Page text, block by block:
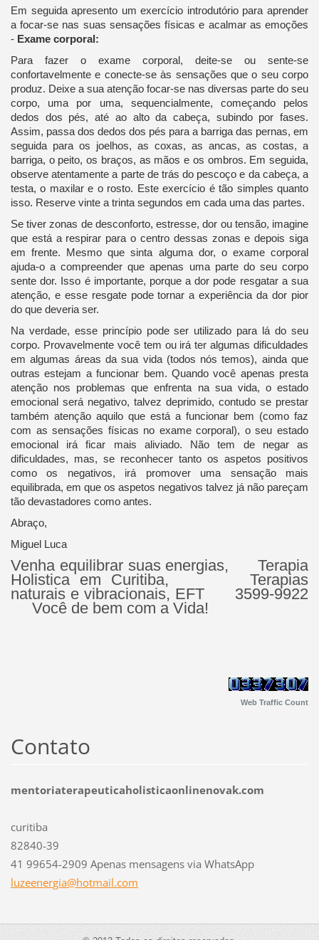
Em seguida apresento um exercício introdutório para aprender
a focar-se nas suas sensações físicas e acalmar as emoções
- Exame corporal:
Para fazer o exame corporal, deite-se ou sente-se
confortavelmente e conecte-se às sensações que o seu corpo
produz. Deixe a sua atenção focar-se nas diversas parte do seu
corpo, uma por uma, sequencialmente, começando pelos
dedos dos pés, até ao alto da cabeça, subindo por fases.
Assim, passa dos dedos dos pés para a barriga das pernas, em
seguida para os joelhos, as coxas, as ancas, as costas, a
barriga, o peito, os braços, as mãos e os ombros. Em seguida,
observe atentamente a parte de trás do pescoço e da cabeça, a
testa, o maxilar e o rosto. Este exercício é tão simples quanto
isso. Reserve vinte a trinta segundos em cada uma das partes.
Se tiver zonas de desconforto, estresse, dor ou tensão, imagine
que está a respirar para o centro dessas zonas e depois siga
em frente. Mesmo que sinta alguma dor, o exame corporal
ajuda-o a compreender que apenas uma parte do seu corpo
sente dor. Isso é importante, porque a dor pode resgatar a sua
atenção, e esse resgate pode tornar a experiência da dor pior
do que deveria ser.
Na verdade, esse princípio pode ser utilizado para lá do seu
corpo. Provavelmente você tem ou irá ter algumas dificuldades
em algumas áreas da sua vida (todos nós temos), ainda que
outras estejam a funcionar bem. Quando você apenas presta
atenção nos problemas que enfrenta na sua vida, o estado
emocional será negativo, talvez deprimido, contudo se prestar
também atenção aquilo que está a funcionar bem (como faz
com as sensações físicas no exame corporal), o seu estado
emocional irá ficar mais aliviado. Não tem de negar as
dificuldades, mas, se reconhecer tanto os aspetos positivos
como os negativos, irá promover uma sensação mais
equilibrada, em que os aspetos negativos talvez já não pareçam
tão devastadores como antes.
Abraço,
Miguel Luca
Venha equilibrar suas energias, Terapia
Holistica em Curitiba, Terapias
naturais e vibracionais, EFT 3599-9922
Você de bem com a Vida!
Web Traffic Count
Contato
mentoriaterapeuticaholisticaonlinenovak.com
curitiba
82840-39
41 99654-2909 Apenas mensagens via WhatsApp
luzeenergia@hotmail.com